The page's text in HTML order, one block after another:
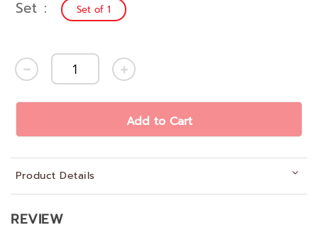
Set Set of 1
Add to Cart
Product Details
REVIEW